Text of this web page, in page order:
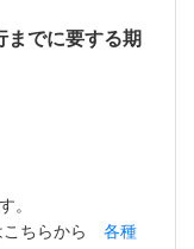
でに要する期
ちらから 各種